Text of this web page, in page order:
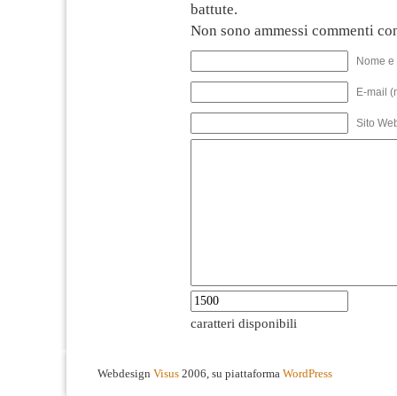
battute.
Non sono ammessi commenti
Nome
E-mail
Sito
caratteri disponibili
Webdesign Visus 2006, su piattaforma WordPress